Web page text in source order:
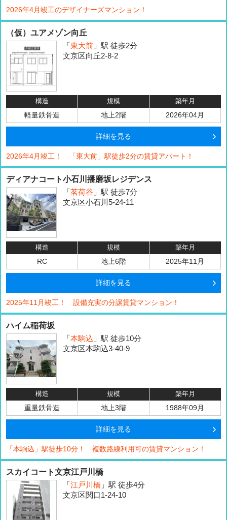
2026年4月竣工のデザイナーズマンション！
（仮）ユアメゾン向丘
「 東大前 」駅 徒歩2分
文京区向丘2-8-2
構造 規模 築年月
軽量鉄骨造 地上2階 2026年04月
詳細を見る
2026年4月竣工！ 「東大前」駅徒歩2分の賃貸アパート！
ディアナコート小石川播磨坂レジデンス
「 茗荷谷 」駅 徒歩7分
文京区小石川5-24-11
構造 規模 築年月
RC 地上6階 2025年11月
詳細を見る
2025年11月竣工！ 設備充実の分譲賃貸マンション！
ハイム稲荷坂
「 本駒込 」駅 徒歩10分
文京区本駒込3-40-9
構造 規模 築年月
重量鉄骨造 地上3階 1988年09月
詳細を見る
「本駒込」駅徒歩10分！ 複数路線利用可の賃貸マンション！
スカイコート文京江戸川橋
「 江戸川橋 」駅 徒歩4分
文京区関口1-24-10